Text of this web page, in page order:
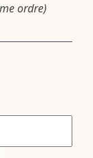
ordre)